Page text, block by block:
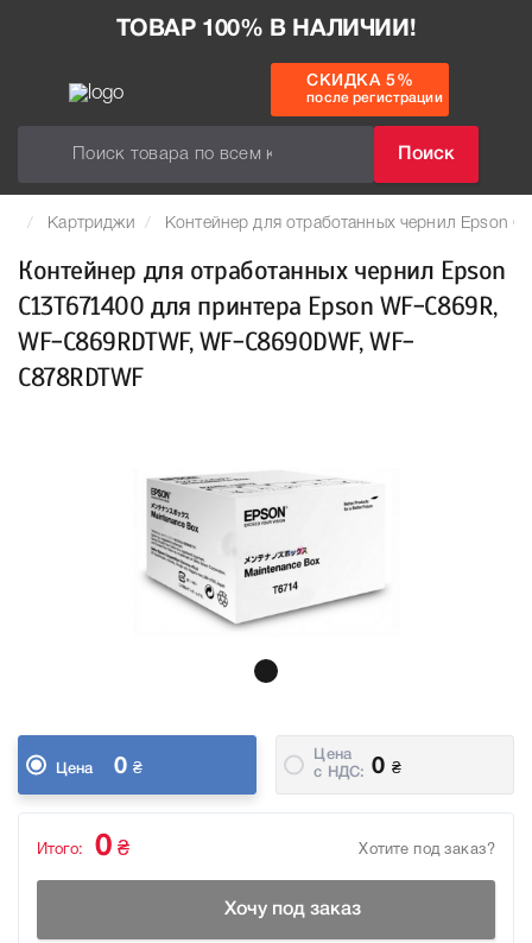
ТОВАР 100% В НАЛИЧИИ!
Поиск
СКИДКА 5%
после регистрации
Картриджи Контейнер для отработанных чернил Epson
Контейнер для отработанных чернил Epson
C13T671400 для принтера Epson WF-C869R,
WF-C869RDTWF, WF-C8690DWF, WF-
C878RDTWF
Цена 0 ₴
Цена
c НДС:
0 ₴
Хотите под заказ?
Итого: 0 ₴
Хочу под заказ